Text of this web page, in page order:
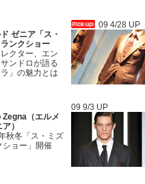
ゼニア「ス・
ンクショー
クター、エン
ンドロが語る
ラ」の魅力とは
09 4/28 UP
（エルメ
）
秋冬「ス・ミズ
ショー」開催
09 9/3 UP